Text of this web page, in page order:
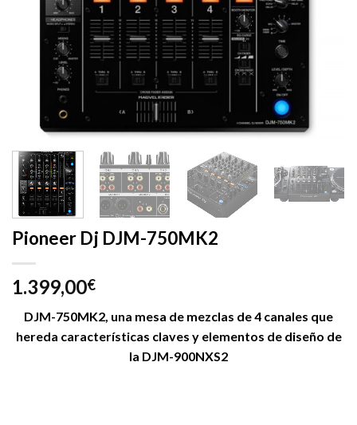
Pioneer Dj DJM-750MK2
1.399,00€
DJM-750MK2, una mesa de mezclas de 4 canales que
hereda características claves y elementos de diseño de
la DJM-900NXS2